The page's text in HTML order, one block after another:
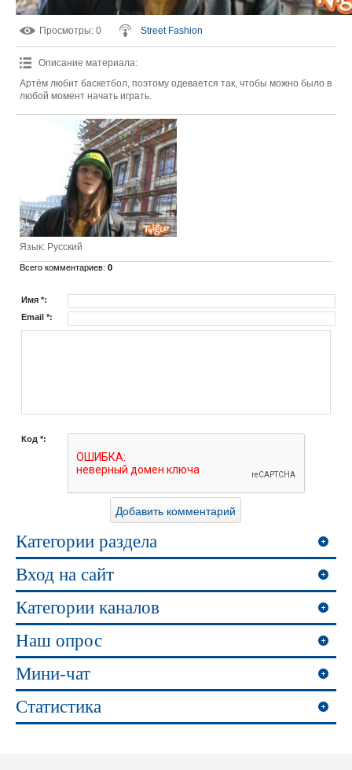
Просмотры: 0 Street Fashion
Описание материала:
Артём любит баскетбол, поэтому одевается так, чтобы можно было в
любой момент начать играть.
Язык: Русский
Всего комментариев: 0
Имя *:
Email *:
Код *:
Категории раздела
Вход на сайт
Категории каналов
Наш опрос
Мини-чат
Статистика